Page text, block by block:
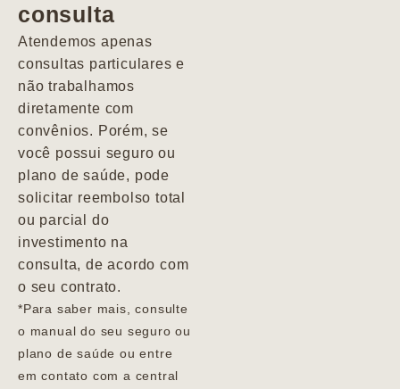
consulta
Atendemos apenas
consultas particulares e
não trabalhamos
diretamente com
convênios. Porém, se
você possui seguro ou
plano de saúde, pode
solicitar reembolso total
ou parcial do
investimento na
consulta, de acordo com
o seu contrato.
*Para saber mais, consulte
o manual do seu seguro ou
plano de saúde ou entre
em contato com a central